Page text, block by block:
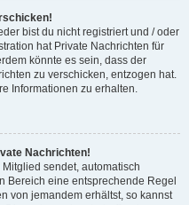
bist du nicht registriert und / oder
hat Private Nachrichten für
könnte es sein, dass der
zu verschicken, entzogen hat.
Informationen zu erhalten.
Nachrichten!
sendet, automatisch
Bereich eine entsprechende Regel
von jemandem erhältst, so kannst